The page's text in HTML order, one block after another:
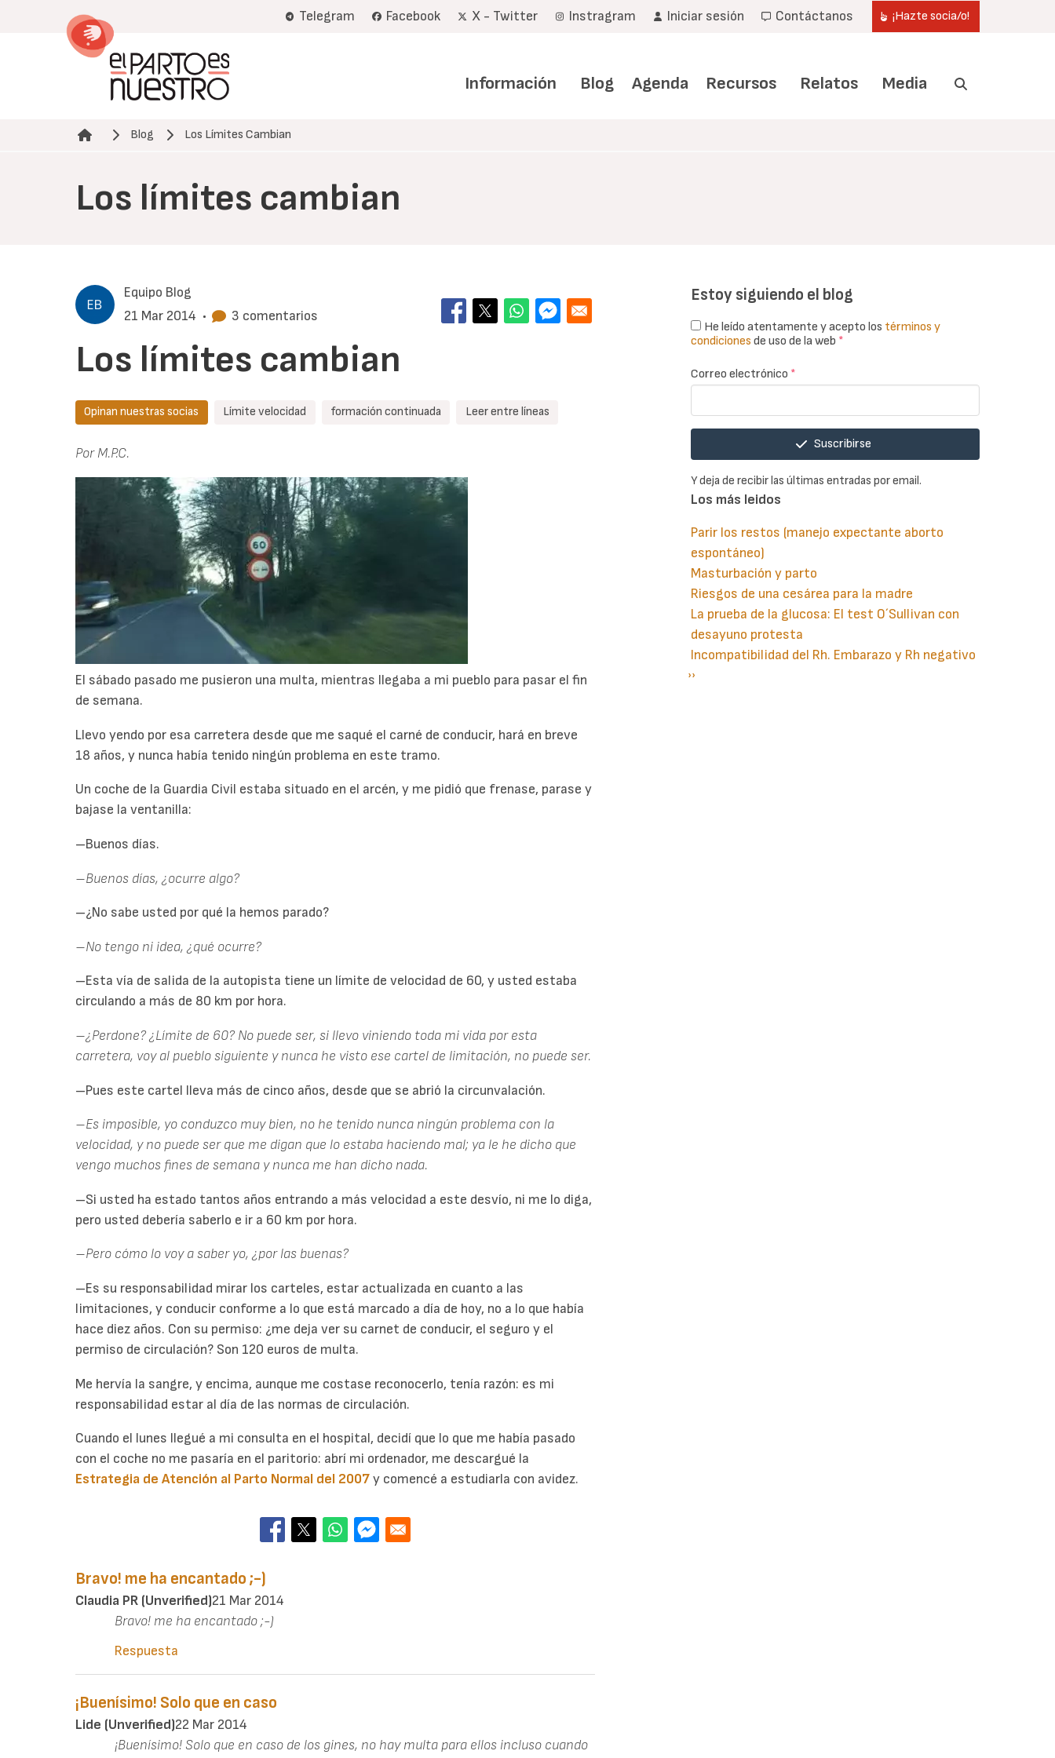
Telegram Facebook X - Twitter Instragram Iniciar sesión Contáctanos ¡Hazte socia/o!
Información Blog Agenda Recursos Relatos Media
Ruta de navegación
Blog Los Límites Cambian
Los límites cambian
Equipo Blog
21 Mar 2014 • 3 comentarios
Los límites cambian
Opinan nuestras socias Límite velocidad formación continuada Leer entre líneas
Por M.P.C.
El sábado pasado me pusieron una multa, mientras llegaba a mi pueblo para pasar el fin
de semana.
Llevo yendo por esa carretera desde que me saqué el carné de conducir, hará en breve
18 años, y nunca había tenido ningún problema en este tramo.
Un coche de la Guardia Civil estaba situado en el arcén, y me pidió que frenase, parase y
bajase la ventanilla:
–Buenos días.
–Buenos días, ¿ocurre algo?
–¿No sabe usted por qué la hemos parado?
–No tengo ni idea, ¿qué ocurre?
–Esta vía de salida de la autopista tiene un límite de velocidad de 60, y usted estaba
circulando a más de 80 km por hora.
–¿Perdone? ¿Límite de 60? No puede ser, si llevo viniendo toda mi vida por esta
carretera, voy al pueblo siguiente y nunca he visto ese cartel de limitación, no puede ser.
–Pues este cartel lleva más de cinco años, desde que se abrió la circunvalación.
–Es imposible, yo conduzco muy bien, no he tenido nunca ningún problema con la
velocidad, y no puede ser que me digan que lo estaba haciendo mal; ya le he dicho que
vengo muchos fines de semana y nunca me han dicho nada.
–Si usted ha estado tantos años entrando a más velocidad a este desvío, ni me lo diga,
pero usted debería saberlo e ir a 60 km por hora.
–Pero cómo lo voy a saber yo, ¿por las buenas?
–Es su responsabilidad mirar los carteles, estar actualizada en cuanto a las
limitaciones, y conducir conforme a lo que está marcado a día de hoy, no a lo que había
hace diez años. Con su permiso: ¿me deja ver su carnet de conducir, el seguro y el
permiso de circulación? Son 120 euros de multa.
Me hervía la sangre, y encima, aunque me costase reconocerlo, tenía razón: es mi
responsabilidad estar al día de las normas de circulación.
Cuando el lunes llegué a mi consulta en el hospital, decidí que lo que me había pasado
con el coche no me pasaría en el paritorio: abrí mi ordenador, me descargué la
Estrategia de Atención al Parto Normal del 2007y comencé a estudiarla con avidez.
Bravo! me ha encantado ;-)
Claudia PR (unverified)21 Mar 2014
Bravo! me ha encantado ;-)
Respuesta
¡Buenísimo! Solo que en caso
Lide (unverified)22 Mar 2014
¡Buenísimo! Solo que en caso de los gines, no hay multa para ellos incluso cuando
Estoy siguiendo el blog
He leído atentamente y acepto los términos y
condiciones de uso de la web *
Correo electrónico *
Suscribirse
Y deja de recibir las últimas entradas por email.
Los más leidos
Parir los restos (manejo expectante aborto
espontáneo)
Masturbación y parto
Riesgos de una cesárea para la madre
La prueba de la glucosa: El test O´Sullivan con
desayuno protesta
Incompatibilidad del Rh. Embarazo y Rh negativo
Paginación
Siguiente
››